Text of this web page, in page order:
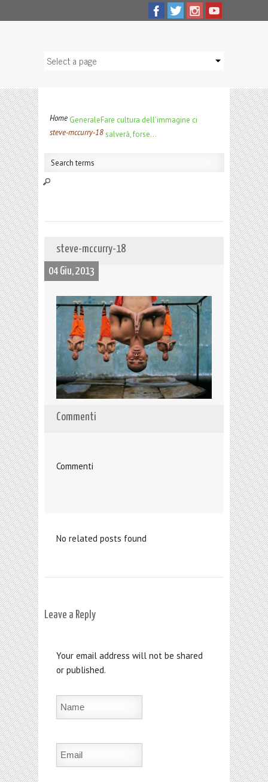
Home GeneraleFare cultura dell’immagine ci
salverà, forse…
steve-mccurry-18
steve-mccurry-18
04 Giu, 2013
Commenti
Commenti
No related posts found
Leave a Reply
Your email address will not be shared
or published.